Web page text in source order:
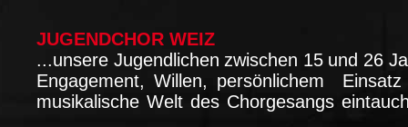
JUGENDCHOR WEIZ
...unsere Jugendlichen zwischen 15 und 26
Engagement, Willen, persönlichem
musikalische Welt des Chorgesangs